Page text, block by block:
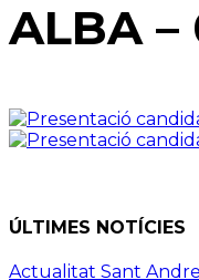
ALBA –
ÚLTIMES NOTÍCIES
Actualitat Sant